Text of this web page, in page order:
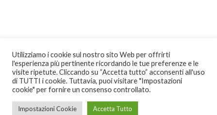
Utilizziamo i cookie sul nostro sito Web per offrirti
l'esperienza più pertinente ricordando le tue preferenze e le
visite ripetute. Cliccando su “Accetta tutto” acconsenti all'uso
di TUTTI i cookie. Tuttavia, puoi visitare "Impostazioni
cookie" per fornire un consenso controllato.
Impostazioni Cookie Accetta Tutto